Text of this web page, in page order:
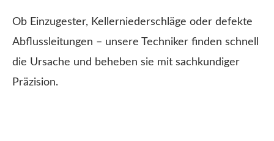
Ob Einzugester, Kellerniederschläge oder defekte
Abflussleitungen – unsere Techniker finden schnell
die Ursache und beheben sie mit sachkundiger
Präzision.